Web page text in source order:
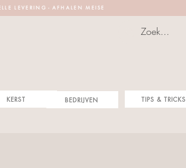
E L E V E R I N G - A F H A L E N M E I S E
BEDRIJVEN TIPS & TRICKS
KERST